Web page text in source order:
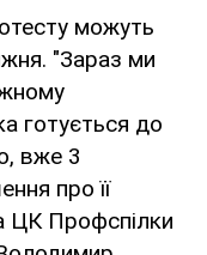
можуть
"Зараз ми
готується до
вже 3
про її
ЦК Профспілки